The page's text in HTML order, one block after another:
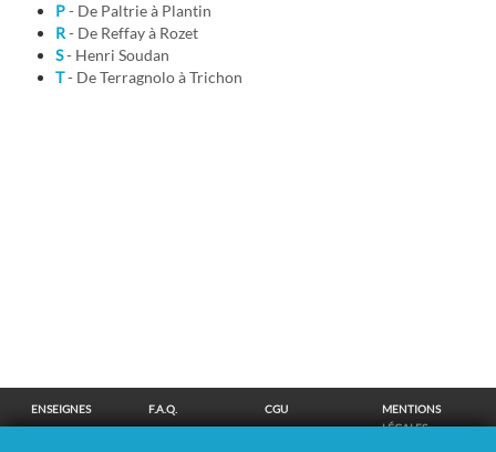
P
- De Paltrie à Plantin
R
- De Reffay à Rozet
S
- Henri Soudan
T
- De Terragnolo à Trichon
ENSEIGNES F.A.Q. CGU
MENTIONS
LÉGALES